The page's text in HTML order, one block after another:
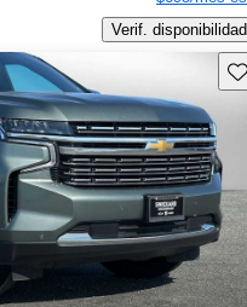
Verif. disponibilidad